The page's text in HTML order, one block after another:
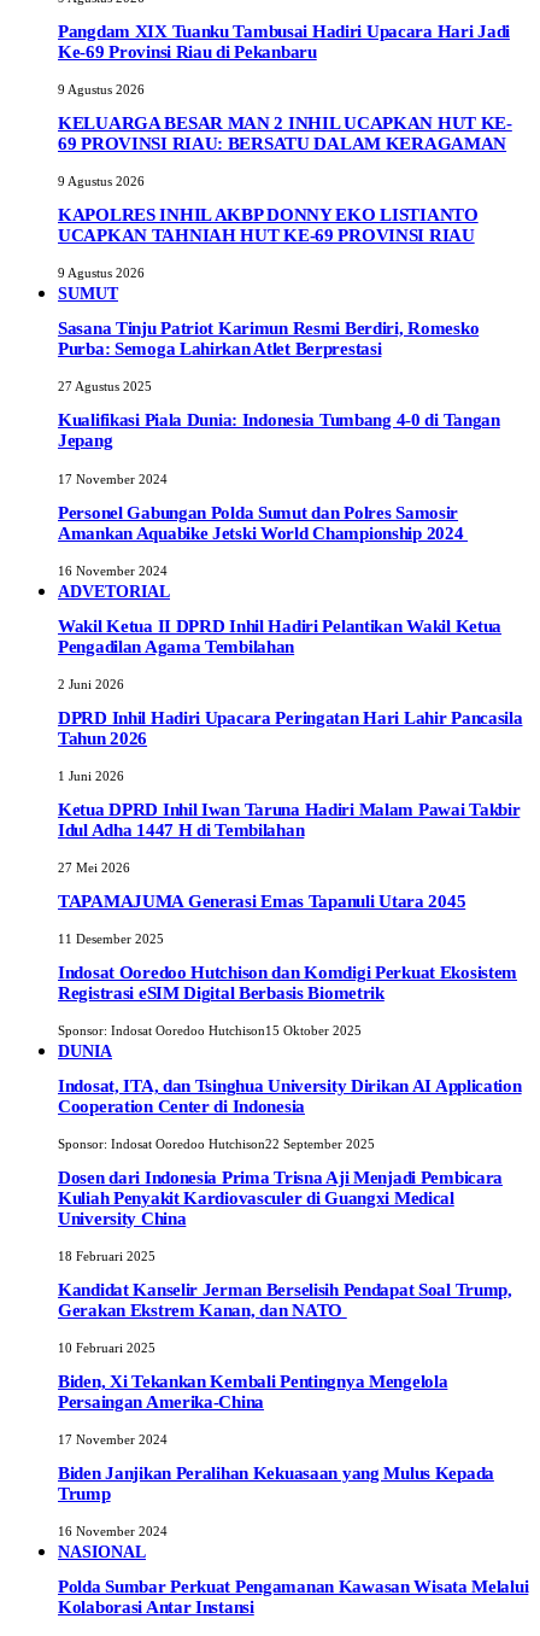
Pangdam XIX Tuanku Tambusai Hadiri Upacara Hari Jadi
Ke-69 Provinsi Riau di Pekanbaru
9 Agustus 2026
KELUARGA BESAR MAN 2 INHIL UCAPKAN HUT KE-
69 PROVINSI RIAU: BERSATU DALAM KERAGAMAN
9 Agustus 2026
KAPOLRES INHIL AKBP DONNY EKO LISTIANTO
UCAPKAN TAHNIAH HUT KE-69 PROVINSI RIAU
9 Agustus 2026
SUMUT
Sasana Tinju Patriot Karimun Resmi Berdiri, Romesko
Purba: Semoga Lahirkan Atlet Berprestasi
27 Agustus 2025
Kualifikasi Piala Dunia: Indonesia Tumbang 4-0 di Tangan
Jepang
17 November 2024
Personel Gabungan Polda Sumut dan Polres Samosir
Amankan Aquabike Jetski World Championship 2024
16 November 2024
ADVETORIAL
Wakil Ketua II DPRD Inhil Hadiri Pelantikan Wakil Ketua
Pengadilan Agama Tembilahan
2 Juni 2026
DPRD Inhil Hadiri Upacara Peringatan Hari Lahir Pancasila
Tahun 2026
1 Juni 2026
Ketua DPRD Inhil Iwan Taruna Hadiri Malam Pawai Takbir
Idul Adha 1447 H di Tembilahan
27 Mei 2026
TAPAMAJUMA Generasi Emas Tapanuli Utara 2045
11 Desember 2025
Indosat Ooredoo Hutchison dan Komdigi Perkuat Ekosistem
Registrasi eSIM Digital Berbasis Biometrik
Sponsor: Indosat Ooredoo Hutchison15 Oktober 2025
DUNIA
Indosat, ITA, dan Tsinghua University Dirikan AI Application
Cooperation Center di Indonesia
Sponsor: Indosat Ooredoo Hutchison22 September 2025
Dosen dari Indonesia Prima Trisna Aji Menjadi Pembicara
Kuliah Penyakit Kardiovasculer di Guangxi Medical
University China
18 Februari 2025
Kandidat Kanselir Jerman Berselisih Pendapat Soal Trump,
Gerakan Ekstrem Kanan, dan NATO
10 Februari 2025
Biden, Xi Tekankan Kembali Pentingnya Mengelola
Persaingan Amerika-China
17 November 2024
Biden Janjikan Peralihan Kekuasaan yang Mulus Kepada
Trump
16 November 2024
NASIONAL
Polda Sumbar Perkuat Pengamanan Kawasan Wisata Melalui
Kolaborasi Antar Instansi